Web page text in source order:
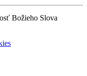
Božieho Slova